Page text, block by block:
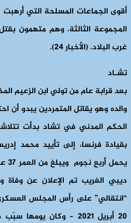
أقوى الجماعات المسلحة التي
غرب البلاد. (الأخبار 24).
تشـاد
بعد قرابة عام من تولي ابن الزعيم
والده وهو يقاتل المتمردين يبدو أن
الحكم المدني في تشاد بدأت
بقيادة فرنسا، إلى تأييد محمد
ديبي الغريب تم الإعلان عن وفاة
20 أبريل 2021 – وكان